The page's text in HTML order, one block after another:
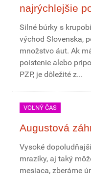
najrýchlejšie
Silné búrky s
východ Slovenska,
množstvo áut. Ak
poistenie alebo
PZP, je dôležité z...
VOĽNÝ ČAS
Augustová
Vysoké
mrazíky, aj taký
mesiaca, zberáme